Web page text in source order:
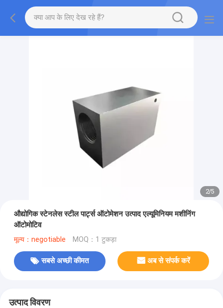
2/5
औद्योगिक स्टेनलेस स्टील पार्ट्स ऑटोमेशन उत्पाद एल्यूमिनियम मशीनिंग
ऑटोमोटिव
मूल्य：negotiable MOQ：1 टुकड़ा
सबसे अच्छी कीमत अब से संपर्क करें
उत्पाद विवरण